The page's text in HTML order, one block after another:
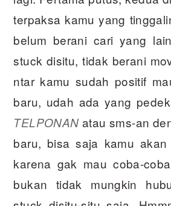
terpaksa kamu yang
belum berani cari yang
stuck disitu, tidak berani
ntar kamu sudah positif
baru, udah ada yang
TELPONANatau sms-an
baru, bisa saja kamu akan
karena gak mau coba-
bukan tidak mungkin